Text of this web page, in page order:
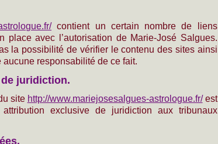
contient un certain nombre de liens
place avec l’autorisation de Marie-José Salgues.
la possibilité de vérifier le contenu des sites ainsi
aucune responsabilité de ce fait.
juridiction.
site http://www.mariejosesalgues-astrologue.fr/est
exclusive de juridiction aux tribunaux